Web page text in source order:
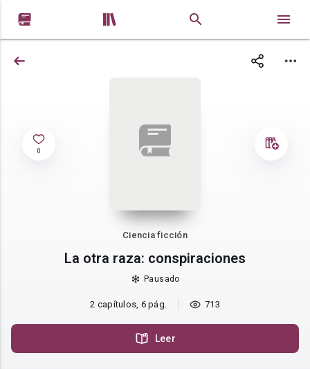
 
0
Ciencia ficción
La otra raza: conspiraciones
Pausado
2 capítulos, 6 pág. 713
Leer